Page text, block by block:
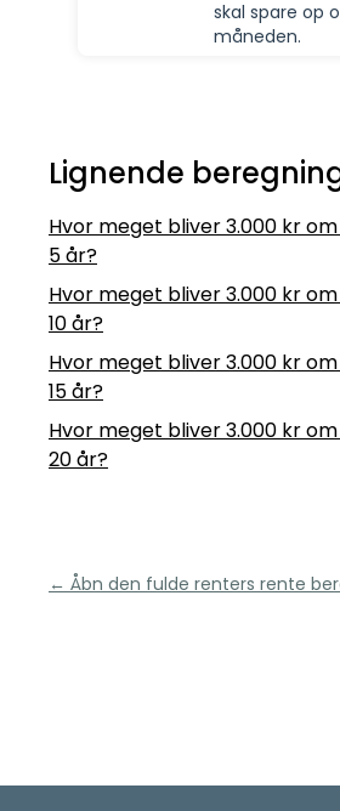
skal spare op
måneden.
Lignende
Hvor meget bliver 3.000 kr
5 år?
Hvor meget bliver 3.000 kr
10 år?
Hvor meget bliver 3.000 kr
15 år?
Hvor meget bliver 3.000 kr
20 år?
← Åbn den fulde renters rente